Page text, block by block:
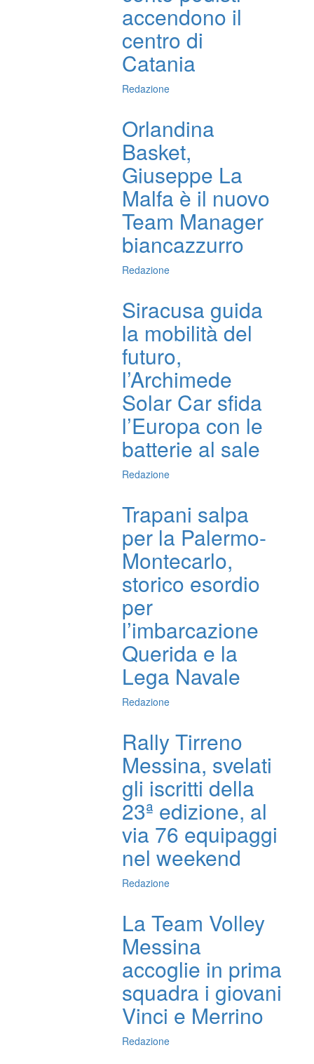
accendono il
centro di
Catania
Redazione
Orlandina
Basket,
Giuseppe La
Malfa è il nuovo
Team Manager
biancazzurro
Redazione
Siracusa guida
la mobilità del
futuro,
l’Archimede
Solar Car sfida
l’Europa con le
batterie al sale
Redazione
Trapani salpa
per la Palermo-
Montecarlo,
storico esordio
per
l’imbarcazione
Querida e la
Lega Navale
Redazione
Rally Tirreno
Messina, svelati
gli iscritti della
23ª edizione, al
via 76 equipaggi
nel weekend
Redazione
La Team Volley
Messina
accoglie in prima
squadra i giovani
Vinci e Merrino
Redazione